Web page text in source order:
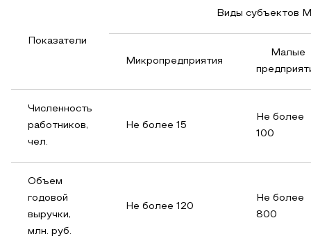
Показатели
Виды субъектов
Микропредприятия
Малые
Численность
работников,
чел.
Не более 15
Не более
100
Объем
годовой
выручки,
млн. руб.
Не более 120
Не более
800